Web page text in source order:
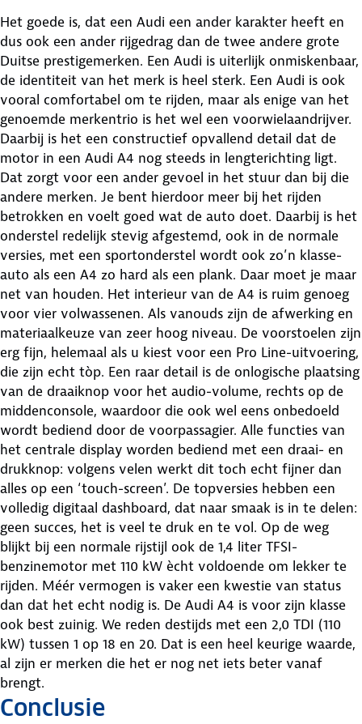
Het goede is, dat een Audi een ander karakter heeft en
dus ook een ander rijgedrag dan de twee andere grote
Duitse prestigemerken. Een Audi is uiterlijk onmiskenbaar,
de identiteit van het merk is heel sterk. Een Audi is ook
vooral comfortabel om te rijden, maar als enige van het
genoemde merkentrio is het wel een voorwielaandrijver.
Daarbij is het een constructief opvallend detail dat de
motor in een Audi A4 nog steeds in lengterichting ligt.
Dat zorgt voor een ander gevoel in het stuur dan bij die
andere merken. Je bent hierdoor meer bij het rijden
betrokken en voelt goed wat de auto doet. Daarbij is het
onderstel redelijk stevig afgestemd, ook in de normale
versies, met een sportonderstel wordt ook zo’n klasse-
auto als een A4 zo hard als een plank. Daar moet je maar
net van houden. Het interieur van de A4 is ruim genoeg
voor vier volwassenen. Als vanouds zijn de afwerking en
materiaalkeuze van zeer hoog niveau. De voorstoelen zijn
erg fijn, helemaal als u kiest voor een Pro Line-uitvoering,
die zijn echt tòp. Een raar detail is de onlogische plaatsing
van de draaiknop voor het audio-volume, rechts op de
middenconsole, waardoor die ook wel eens onbedoeld
wordt bediend door de voorpassagier. Alle functies van
het centrale display worden bediend met een draai- en
drukknop: volgens velen werkt dit toch echt fijner dan
alles op een ‘touch-screen’. De topversies hebben een
volledig digitaal dashboard, dat naar smaak is in te delen:
geen succes, het is veel te druk en te vol. Op de weg
blijkt bij een normale rijstijl ook de 1,4 liter TFSI-
benzinemotor met 110 kW ècht voldoende om lekker te
rijden. Méér vermogen is vaker een kwestie van status
dan dat het echt nodig is. De Audi A4 is voor zijn klasse
ook best zuinig. We reden destijds met een 2,0 TDI (110
kW) tussen 1 op 18 en 20. Dat is een heel keurige waarde,
al zijn er merken die het er nog net iets beter vanaf
brengt.
Conclusie